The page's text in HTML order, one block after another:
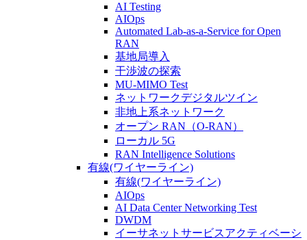
AI Testing
AIOps
Automated Lab-as-a-Service for Open
RAN
基地局導入
干渉波の探索
MU-MIMO Test
ネットワークデジタルツイン
非地上系ネットワーク
オープン RAN（O-RAN）
ローカル 5G
RAN Intelligence Solutions
有線(ワイヤーライン)
有線(ワイヤーライン)
AIOps
AI Data Center Networking Test
DWDM
イーサネットサービスアクティベーシ